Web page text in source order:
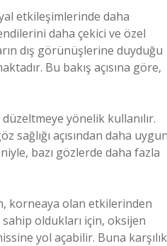
etkileşimlerinde daha
daha çekici ve özel
dış görünüşlerine duyduğu
Bu bakış açısına göre,
yönelik kullanılır.
sağlığı açısından daha
bazı gözlerde daha fazla
korneaya olan etkilerinden
oldukları için, oksijen
yol açabilir. Buna